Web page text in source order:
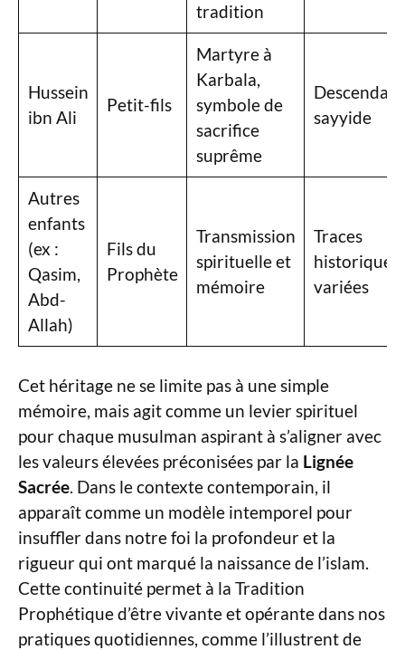
tradition
Hussein
ibn Ali
Petit-fils
Martyre à
Karbala,
symbole de
sacrifice
suprême
sayyide
Autres
enfants
(ex :
Qasim,
Abd-
Allah)
Fils du
Prophète
Transmission
spirituelle et
mémoire
Traces
historiques
variées
Cet héritage ne se limite pas à une simple
mémoire, mais agit comme un levier spirituel
pour chaque musulman aspirant à s’aligner avec
les valeurs élevées préconisées par la Lignée
Sacrée . Dans le contexte contemporain, il
apparaît comme un modèle intemporel pour
insuffler dans notre foi la profondeur et la
rigueur qui ont marqué la naissance de l’islam.
Cette continuité permet à la Tradition
Prophétique d’être vivante et opérante dans nos
pratiques quotidiennes, comme l’illustrent de